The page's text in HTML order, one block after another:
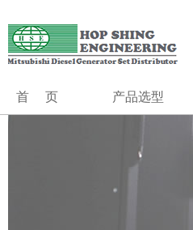
首页 产品选型
MGS-HV系列